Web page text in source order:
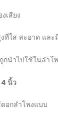
เสียง
งที่ใส สะอาด แล
กนำไปใช้ในลำ
นิ้ว
อกลำโพงแบบ